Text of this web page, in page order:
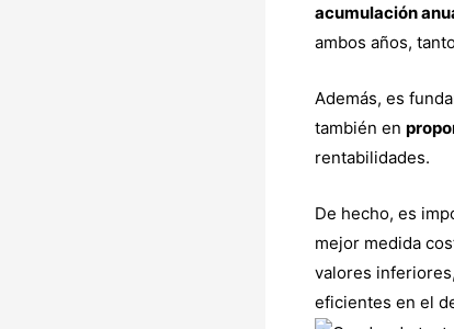
acumulación
ambos años,
Además, es
también en
rentabilidades.
De hecho, es
mejor medida
valores
eficientes en el